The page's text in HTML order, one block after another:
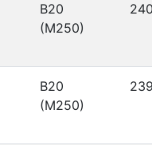
В20
(М250)
В20
(М250)